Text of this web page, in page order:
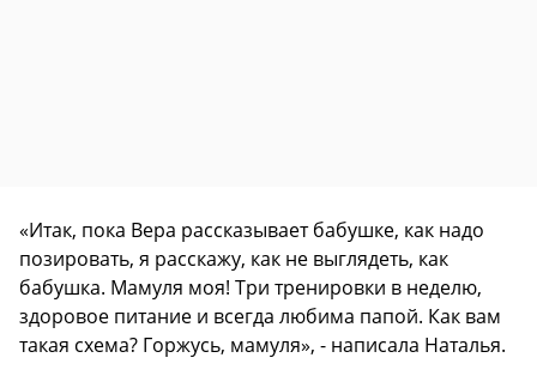
«Итак, пока Вера рассказывает бабушке, как надо
позировать, я расскажу, как не выглядеть, как
бабушка. Мамуля моя! Три тренировки в неделю,
здоровое питание и всегда любима папой. Как вам
такая схема? Горжусь, мамуля», - написала Наталья.